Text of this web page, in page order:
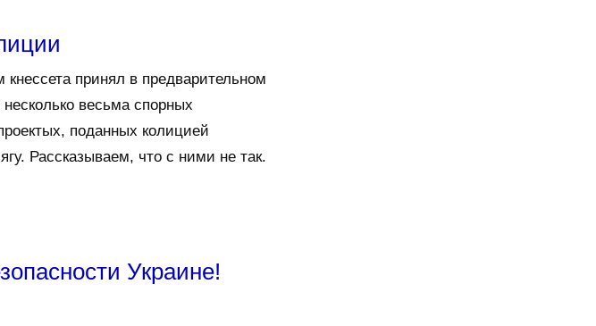
кнессета принял в предварительном
несколько весьма спорных
поданных колицией
Рассказываем, что с ними не так.
Украине!